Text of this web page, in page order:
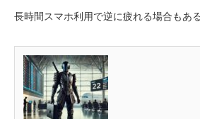
長時間スマホ利用で逆に疲れる場合もあ